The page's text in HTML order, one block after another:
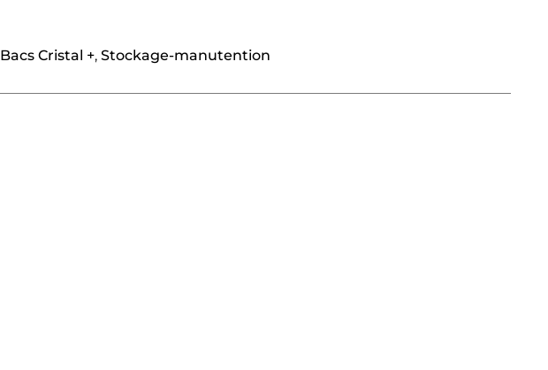
Bacs Cristal +, Stockage-manutention